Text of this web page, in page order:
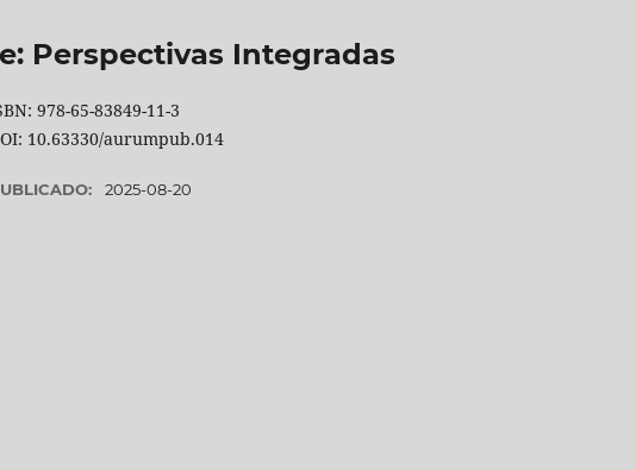
Perspectivas Integradas
978-65-83849-11-3
10.63330/aurumpub.014
2025-08-20